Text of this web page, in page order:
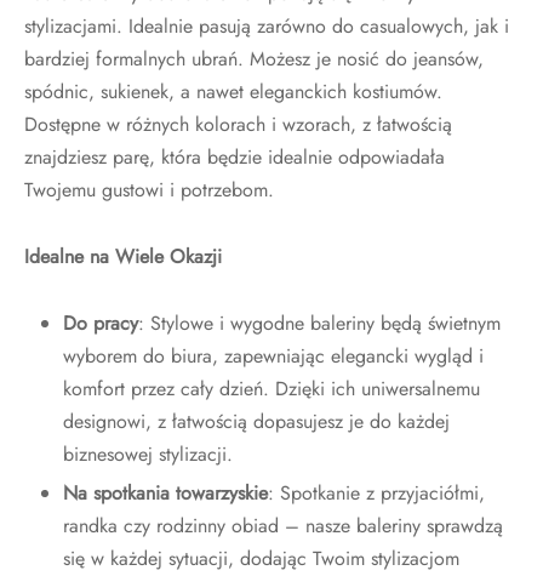
stylizacjami. Idealnie pasują zarówno do casualowych, jak i
bardziej formalnych ubrań. Możesz je nosić do jeansów,
spódnic, sukienek, a nawet eleganckich kostiumów.
Dostępne w różnych kolorach i wzorach, z łatwością
znajdziesz parę, która będzie idealnie odpowiadała
Twojemu gustowi i potrzebom.
Idealne na Wiele Okazji
Do pracy: Stylowe i wygodne baleriny będą świetnym
wyborem do biura, zapewniając elegancki wygląd i
komfort przez cały dzień. Dzięki ich uniwersalnemu
designowi, z łatwością dopasujesz je do każdej
biznesowej stylizacji.
Na spotkania towarzyskie: Spotkanie z przyjaciółmi,
randka czy rodzinny obiad – nasze baleriny sprawdzą
się w każdej sytuacji, dodając Twoim stylizacjom